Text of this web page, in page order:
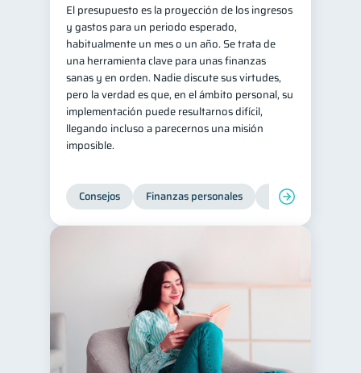
Información financiera 1
inversiones 1
Salud mental 1 ahorro 1
Doble sueldo
Gasto responsable 1
información financiera
El presupuesto es la proyección de los ingresos
y gastos para un periodo esperado,
habitualmente un mes o un año. Se trata de
una herramienta clave para unas finanzas
sanas y en orden. Nadie discute sus virtudes,
pero la verdad es que, en el ámbito personal, su
implementación puede resultarnos difícil,
llegando incluso a parecernos una misión
imposible.
Consejos Finanzas personales Educación